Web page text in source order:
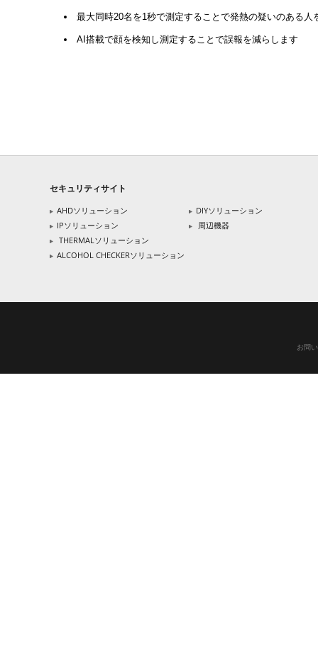
最大同時20名を1秒で測定することで発熱の疑いのある人
AI搭載で顔を検知し測定することで誤報を減らします
セキュリティサイト
AHDソリューション
IPソリューション
THERMALソリューション
ALCOHOL CHECKERソリューション
DIYソリューション
周辺機器
お問